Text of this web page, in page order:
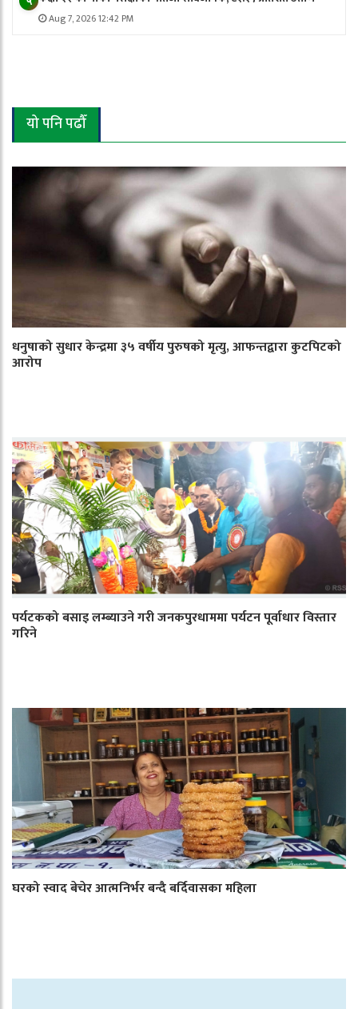
Aug 7, 2026 12:42 PM
यो पनि पढौँ
धनुषाको सुधार केन्द्रमा ३५ वर्षीय पुरुषको मृत्यु, आफन्तद्वारा कुटपिटको
आरोप
पर्यटकको बसाइ लम्ब्याउने गरी जनकपुरधाममा पर्यटन पूर्वाधार विस्तार
गरिने
घरको स्वाद बेचेर आत्मनिर्भर बन्दै बर्दिवासका महिला